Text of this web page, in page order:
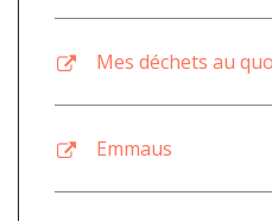
Mes déchets au
Emmaus